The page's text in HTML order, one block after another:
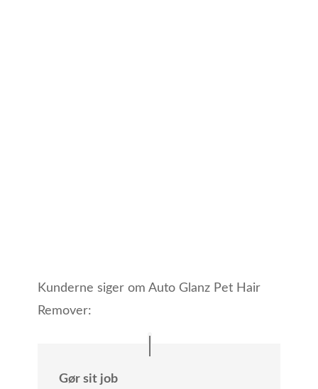
Kunderne siger om Auto Glanz Pet Hair
Remover:
Gør sit job